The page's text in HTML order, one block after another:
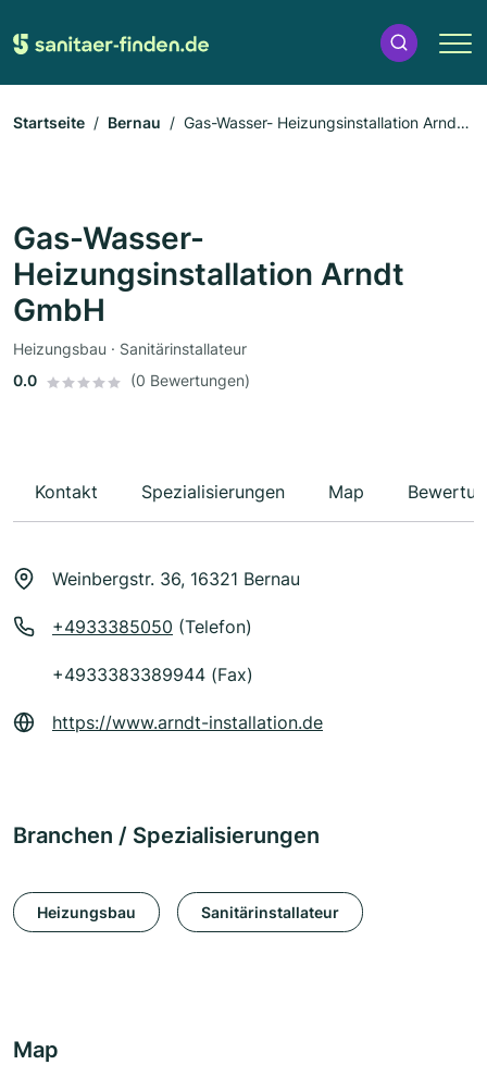
Startseite Bernau
Gas-Wasser- Heizungsinstallation Arndt
Gas-Wasser-
Heizungsinstallation Arndt
GmbH
Heizungsbau · Sanitärinstallateur
0.0
(0 Bewertungen)
Kontakt Spezialisierungen Map
Weinbergstr. 36, 16321 Bernau
+4933385050 (Telefon)
+4933383389944 (Fax)
https://www.arndt-installation.de
Branchen / Spezialisierungen
Heizungsbau Sanitärinstallateur
Map